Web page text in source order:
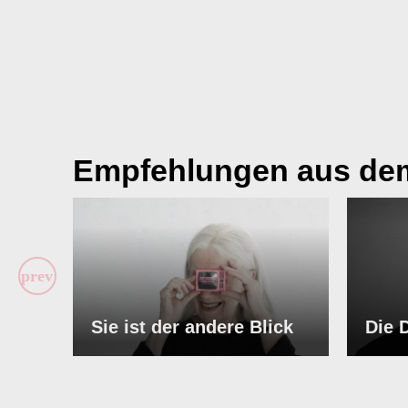
Empfehlungen aus
Sie ist der andere Blick
ABSPIELEN Die